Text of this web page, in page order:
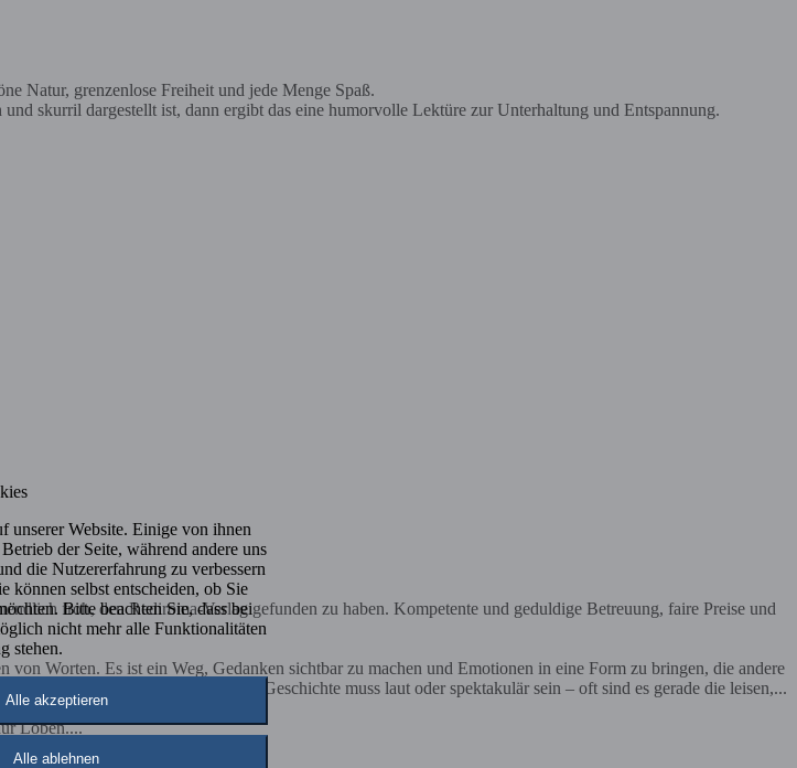
Natur, grenzenlose Freiheit und jede Menge Spaß.
skurril dargestellt ist, dann ergibt das eine humorvolle Lektüre zur Unterhaltung und Entspannung.
froh, den Rediroma-Verlag gefunden zu haben. Kompetente und geduldige Betreuung, faire Preise und
Worten. Es ist ein Weg, Gedanken sichtbar zu machen und Emotionen in eine Form zu bringen, die andere
im Mittelpunkt stehen. Nicht jede Geschichte muss laut oder spektakulär sein – oft sind es gerade die leisen,...
Loben....
unserer Website. Einige von ihnen
der Seite, während andere uns
die Nutzererfahrung zu verbessern
können selbst entscheiden, ob Sie
Bitte beachten Sie, dass bei
nicht mehr alle Funktionalitäten
stehen.
Alle akzeptieren
Alle ablehnen